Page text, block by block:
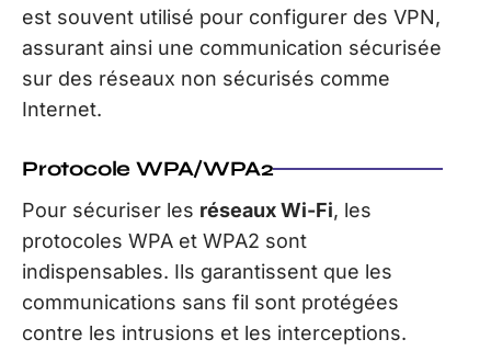
est souvent utilisé pour configurer des VPN,
assurant ainsi une communication sécurisée
sur des réseaux non sécurisés comme
Internet.
Protocole WPA/WPA2
Pour sécuriser les réseaux Wi-Fi, les
protocoles WPA et WPA2 sont
indispensables. Ils garantissent que les
communications sans fil sont protégées
contre les intrusions et les interceptions.